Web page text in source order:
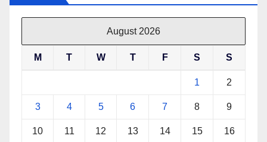
August 2026
M T W T F S S
1 2
3 4 5 6 7 8 9
10 11 12 13 14 15 16